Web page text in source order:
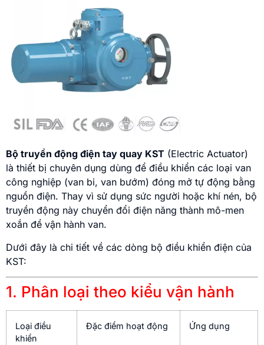
Bộ truyền động điện tay quay KST (Electric Actuator)
là thiết bị chuyên dụng dùng để điều khiển các loại van
công nghiệp (van bi, van bướm) đóng mở tự động bằng
nguồn điện. Thay vì sử dụng sức người hoặc khí nén, bộ
truyền động này chuyển đổi điện năng thành mô-men
xoắn để vận hành van.
Dưới đây là chi tiết về các dòng bộ điều khiển điện của
KST:
1. Phân loại theo kiểu vận hành
Loại điều
khiển
Đặc điểm hoạt động Ứng dụng